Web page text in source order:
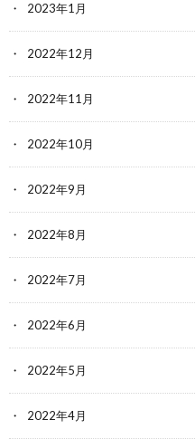
2023年1月
2022年12月
2022年11月
2022年10月
2022年9月
2022年8月
2022年7月
2022年6月
2022年5月
2022年4月